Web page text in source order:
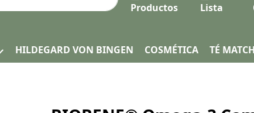
Productos
Lista
HILDEGARD VON BINGEN COSMÉTICA TÉ